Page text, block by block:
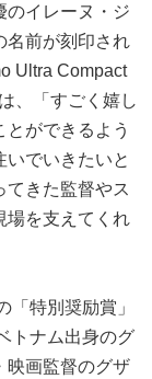
のイレーヌ・ジ
名前が刻印され
Ultra Compact
、「すごく嬉し
ができるよう
でいきたいと
てきた監督やス
場を支えてくれ
「特別奨励賞」
トナム出身のグ
映画監督のグザ